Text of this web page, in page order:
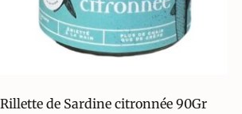
Rillette de Sardine citronnée 90Gr